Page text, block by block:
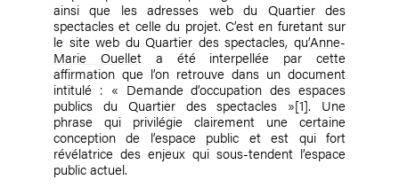
ainsi que les adresses web du Quartier des
spectacles et celle du projet. C’est en furetant sur
le site web du Quartier des spectacles, qu’Anne-
Marie Ouelleta été interpellée par cette
affirmation que l’on retrouve dans un document
intitulé : « Demande d’occupation des espaces
publics du Quartier des spectacles »[1]. Une
phrase qui privilégie clairement une certaine
conception de l’espace public et est qui fort
révélatrice des enjeux qui sous-tendent l’espace
public actuel.